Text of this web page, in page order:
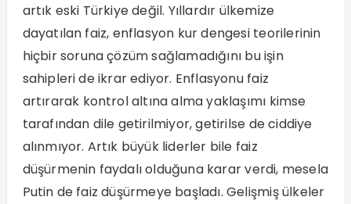
artık eski Türkiye değil. Yıllardır ülkemize
dayatılan faiz, enflasyon kur dengesi teorilerinin
hiçbir soruna çözüm sağlamadığını bu işin
sahipleri de ikrar ediyor. Enflasyonu faiz
artırarak kontrol altına alma yaklaşımı kimse
tarafından dile getirilmiyor, getirilse de ciddiye
alınmıyor. Artık büyük liderler bile faiz
düşürmenin faydalı olduğuna karar verdi, mesela
Putin de faiz düşürmeye başladı. Gelişmiş ülkeler